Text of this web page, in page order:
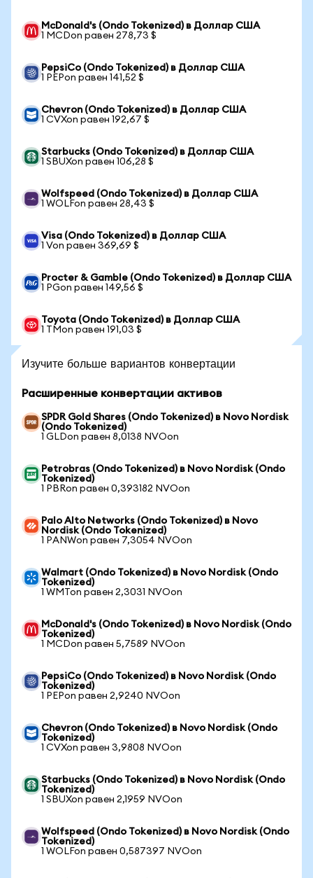
McDonald's (Ondo Tokenized) в Доллар США
1 MCDon равен 278,73 $
PepsiCo (Ondo Tokenized) в Доллар США
1 PEPon равен 141,52 $
Chevron (Ondo Tokenized) в Доллар США
1 CVXon равен 192,67 $
Starbucks (Ondo Tokenized) в Доллар США
1 SBUXon равен 106,28 $
Wolfspeed (Ondo Tokenized) в Доллар США
1 WOLFon равен 28,43 $
Visa (Ondo Tokenized) в Доллар США
1 Von равен 369,69 $
Procter & Gamble (Ondo Tokenized) в Доллар США
1 PGon равен 149,56 $
Toyota (Ondo Tokenized) в Доллар США
1 TMon равен 191,03 $
Изучите больше вариантов конвертации
Расширенные конвертации активов
SPDR Gold Shares (Ondo Tokenized) в Novo Nordisk
(Ondo Tokenized)
1 GLDon равен 8,0138 NVOon
Petrobras (Ondo Tokenized) в Novo Nordisk (Ondo
Tokenized)
1 PBRon равен 0,393182 NVOon
Palo Alto Networks (Ondo Tokenized) в Novo
Nordisk (Ondo Tokenized)
1 PANWon равен 7,3054 NVOon
Walmart (Ondo Tokenized) в Novo Nordisk (Ondo
Tokenized)
1 WMTon равен 2,3031 NVOon
McDonald's (Ondo Tokenized) в Novo Nordisk (Ondo
Tokenized)
1 MCDon равен 5,7589 NVOon
PepsiCo (Ondo Tokenized) в Novo Nordisk (Ondo
Tokenized)
1 PEPon равен 2,9240 NVOon
Chevron (Ondo Tokenized) в Novo Nordisk (Ondo
Tokenized)
1 CVXon равен 3,9808 NVOon
Starbucks (Ondo Tokenized) в Novo Nordisk (Ondo
Tokenized)
1 SBUXon равен 2,1959 NVOon
Wolfspeed (Ondo Tokenized) в Novo Nordisk (Ondo
Tokenized)
1 WOLFon равен 0,587397 NVOon